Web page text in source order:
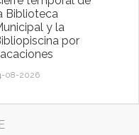
Biblioteca
y la
por
08-2026